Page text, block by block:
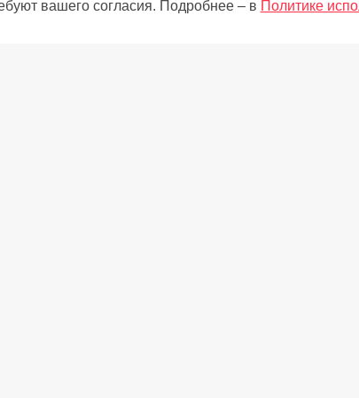
вашего согласия. Подробнее – в Политике